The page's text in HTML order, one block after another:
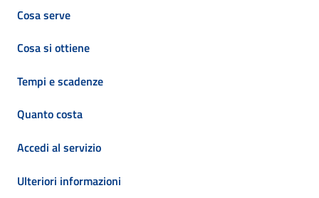
Cosa serve
Cosa si ottiene
Tempi e scadenze
Quanto costa
Accedi al servizio
Ulteriori informazioni